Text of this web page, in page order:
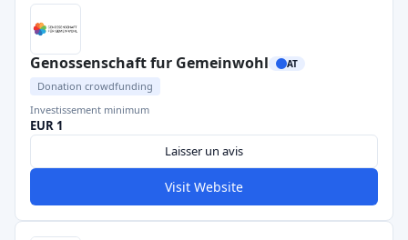
Genossenschaft fur Gemeinwohl AT
Donation crowdfunding
Investissement minimum
EUR 1
Laisser un avis
Visit Website